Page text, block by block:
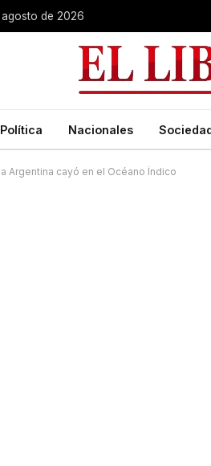
de 2026
Política Nacionales
Argentina cayó en el Océano Índico